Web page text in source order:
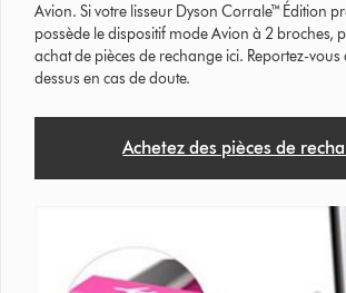
Avion. Si votre lisseur Dyson Corrale™ Édition
possède le dispositif mode Avion à 2 broches,
achat de pièces de rechange ici. Reportez-vous
dessus en cas de doute.
Achetez des pièces de